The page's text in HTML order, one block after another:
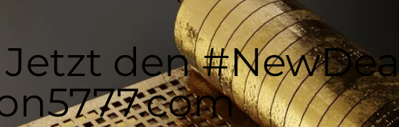
den #NewDeal